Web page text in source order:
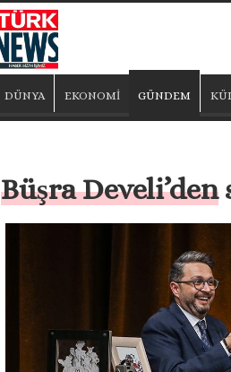
DÜNYA EKONOMİ GÜNDEM
Büşra